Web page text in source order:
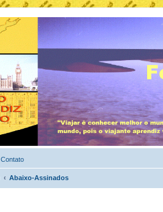
Contato
Abaixo-Assinados